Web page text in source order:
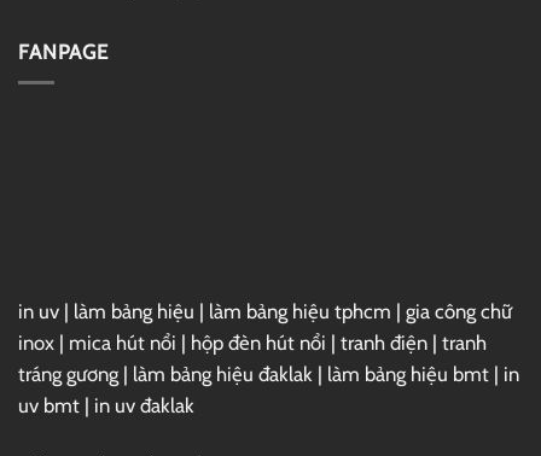
FANPAGE
in uv | làm bảng hiệu | làm bảng hiệu tphcm | gia công chữ
inox | mica hút nổi | hộp đèn hút nổi | tranh điện | tranh
tráng gương | làm bảng hiệu đaklak | làm bảng hiệu bmt | in
uv bmt | in uv đaklak